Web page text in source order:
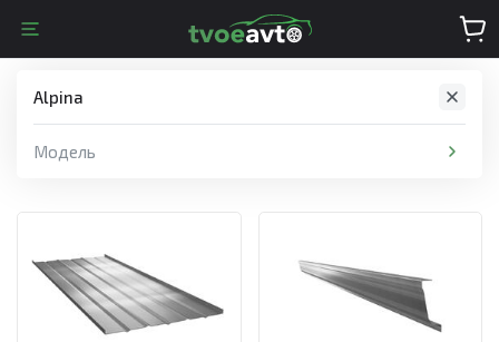
Alpina
Модель